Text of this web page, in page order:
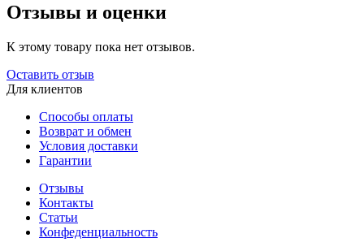
Отзывы и оценки
К этому товару пока нет отзывов.
Оставить отзыв
Для клиентов
Способы оплаты
Возврат и обмен
Условия доставки
Гарантии
Отзывы
Контакты
Статьи
Конфеденциальность